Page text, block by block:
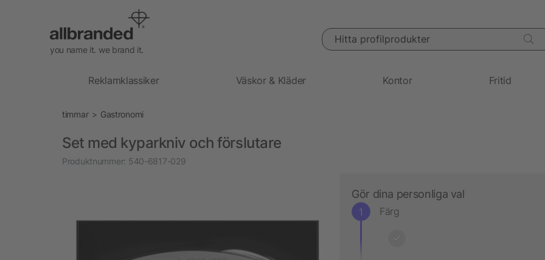
you name it. we brand it.
Hitta profilprodukter
Reklamklassiker Väskor & Kläder Kontor Fritid
timmar Gastronomi
Set med kyparkniv och förslutare
Produktnummer: 540-6817-029
Gör dina personliga val
Färg